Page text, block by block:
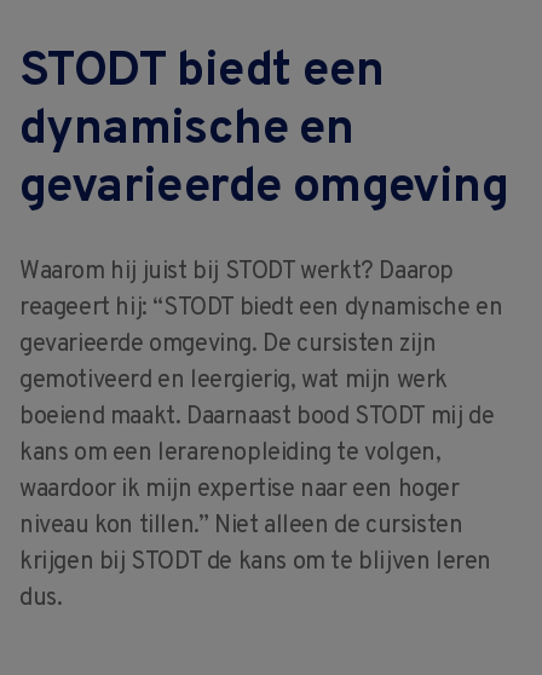
STODT biedt een
dynamische en
gevarieerde omgeving
Waarom hij juist bij STODT werkt? Daarop
reageert hij: “STODT biedt een dynamische en
gevarieerde omgeving. De cursisten zijn
gemotiveerd en leergierig, wat mijn werk
boeiend maakt. Daarnaast bood STODT mij de
kans om een lerarenopleiding te volgen,
waardoor ik mijn expertise naar een hoger
niveau kon tillen.” Niet alleen de cursisten
krijgen bij STODT de kans om te blijven leren
dus.